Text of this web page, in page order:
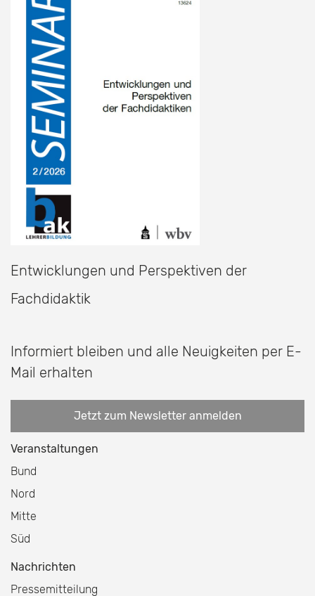
Entwicklungen und Perspektiven der
Fachdidaktik
Informiert bleiben und alle Neuigkeiten per E-
Mail erhalten
Jetzt zum Newsletter anmelden
Veranstaltungen
Bund
Nord
Mitte
Süd
Nachrichten
Pressemitteilung